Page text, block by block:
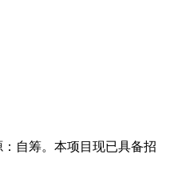
自筹。本项目现已具备招